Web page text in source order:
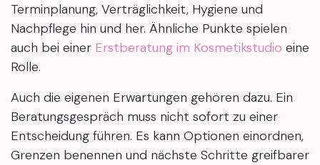
Terminplanung, Verträglichkeit, Hygiene und
Nachpflege hin und her. Ähnliche Punkte spielen
auch bei einer Erstberatung im Kosmetikstudio eine
Rolle.
Auch die eigenen Erwartungen gehören dazu. Ein
Beratungsgespräch muss nicht sofort zu einer
Entscheidung führen. Es kann Optionen einordnen,
Grenzen benennen und nächste Schritte greifbarer